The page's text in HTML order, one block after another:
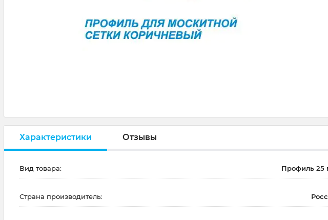
Характеристики Отзывы
Вид товара: Профиль 25
Страна производитель: